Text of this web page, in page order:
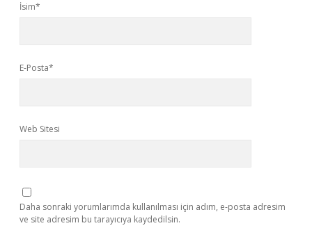
İsim*
E-Posta*
Web Sitesi
Daha sonraki yorumlarımda kullanılması için adım, e-posta adresim
ve site adresim bu tarayıcıya kaydedilsin.